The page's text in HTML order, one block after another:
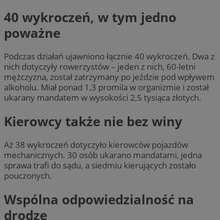
40 wykroczeń, w tym jedno
poważne
Podczas działań ujawniono łącznie 40 wykroczeń. Dwa z
nich dotyczyły rowerzystów – jeden z nich, 60-letni
mężczyzna, został zatrzymany po jeździe pod wpływem
alkoholu. Miał ponad 1,3 promila w organizmie i został
ukarany mandatem w wysokości 2,5 tysiąca złotych.
Kierowcy także nie bez winy
Aż 38 wykroczeń dotyczyło kierowców pojazdów
mechanicznych. 30 osób ukarano mandatami, jedna
sprawa trafi do sądu, a siedmiu kierujących zostało
pouczonych.
Wspólna odpowiedzialność na
drodze